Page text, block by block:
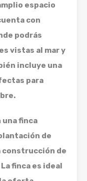
espacio
con
podrás
vistas al mar y
incluye una
para
una finca
de
construcción de
finca es ideal